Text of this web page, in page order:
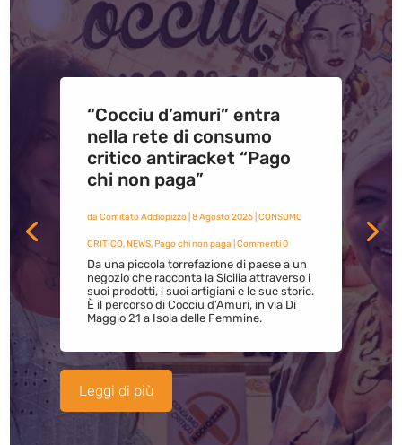
“Cocciu d’amuri” entra
nella rete di consumo
critico antiracket “Pago
chi non paga”
da Comitato Addiopizzo| 8 Agosto 2026| CONSUMO
CRITICO,NEWS,Pago chi non paga | Commenti 0
Da una piccola torrefazione di paese a un
negozio che racconta la Sicilia attraverso i
suoi prodotti, i suoi artigiani e le sue storie.
È il percorso di Cocciu d’Amuri, in via Di
Maggio 21 a Isola delle Femmine.
Leggi di più